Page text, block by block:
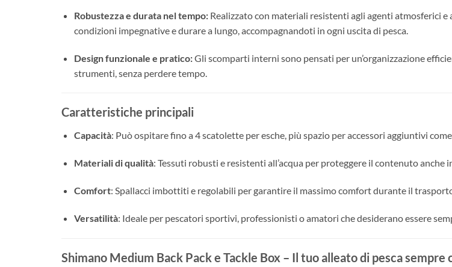
Robustezza e durata nel tempo:Realizzato con materiali resistenti agli agenti atmosferici
condizioni impegnative e durare a lungo, accompagnandoti in ogni uscita di pesca.
Design funzionale e pratico:Gli scomparti interni sono pensati per un’organizzazione
strumenti, senza perdere tempo.
Caratteristiche principali
Capacità: Può ospitare fino a 4 scatolette per esche, più spazio per accessori aggiuntivi
Materiali di qualità: Tessuti robusti e resistenti all’acqua per proteggere il contenuto anche
Comfort: Spallacci imbottiti e regolabili per garantire il massimo comfort durante il
Versatilità: Ideale per pescatori sportivi, professionisti o amatori che desiderano essere
Shimano Medium Back Pack e Tackle Box – Il tuo alleato di pesca sempre